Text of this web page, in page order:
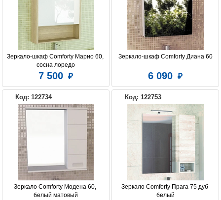
Зеркало-шкаф Comforty Марио 60,
сосна лоредо
7 500
Зеркало-шкаф Comforty Диана 60
6 090
Код: 122734
Зеркало Comforty Модена 60,
белый матовый
Код: 122753
Зеркало Comforty Прага 75 дуб
белый